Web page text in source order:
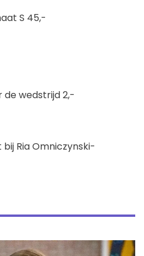
S 45,-
de wedstrijd 2,-
Ria Omniczynski-